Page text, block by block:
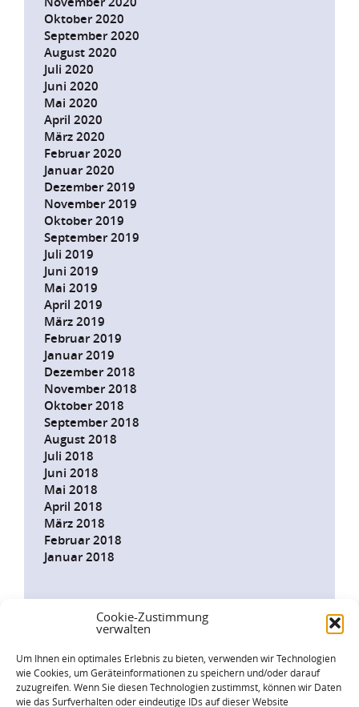
Cookie-Zustimmung
verwalten
Um Ihnen ein optimales Erlebnis zu bieten, verwenden wir Technologien
wie Cookies, um Geräteinformationen zu speichern und/oder darauf
zuzugreifen. Wenn Sie diesen Technologien zustimmst, können wir Daten
wie das Surfverhalten oder eindeutige IDs auf dieser Website
Oktober 2020
September 2020
August 2020
Juli 2020
Juni 2020
Mai 2020
April 2020
März 2020
Februar 2020
Januar 2020
Dezember 2019
November 2019
Oktober 2019
September 2019
Juli 2019
Juni 2019
Mai 2019
April 2019
März 2019
Februar 2019
Januar 2019
Dezember 2018
November 2018
Oktober 2018
September 2018
August 2018
Juli 2018
Juni 2018
Mai 2018
April 2018
März 2018
Februar 2018
Januar 2018
JETZT
ABONNIEREN!